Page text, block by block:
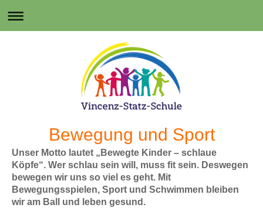
Bewegung und Sport
Unser Motto lautet „Bewegte Kinder – schlaue
Köpfe“. Wer schlau sein will, muss fit sein. Deswegen
bewegen wir uns so viel es geht. Mit
Bewegungsspielen, Sport und Schwimmen bleiben
wir am Ball und leben gesund.